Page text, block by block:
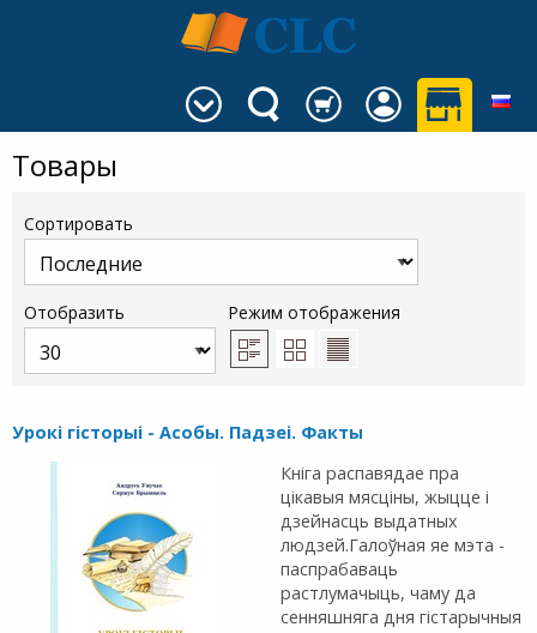
Товары
Сортировать
Отобразить Режим отображения
Урокі гісторыі - Асобы. Падзеі. Факты
Кніга распавядае пра
цікавыя мясціны, жыцце і
дзейнасць выдатных
людзей.Галоўная яе мэта -
паспрабаваць
растлумачыць, чаму да
сенняшняга дня гістарычныя